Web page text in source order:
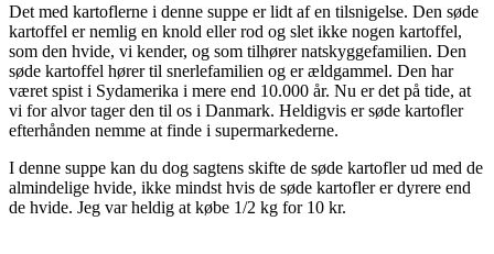
Det med kartoflerne i denne suppe er lidt af en tilsnigelse. Den søde
kartoffel er nemlig en knold eller rod og slet ikke nogen kartoffel,
som den hvide, vi kender, og som tilhører natskyggefamilien. Den
søde kartoffel hører til snerlefamilien og er ældgammel. Den har
været spist i Sydamerika i mere end 10.000 år. Nu er det på tide, at
vi for alvor tager den til os i Danmark. Heldigvis er søde kartofler
efterhånden nemme at finde i supermarkederne.
I denne suppe kan du dog sagtens skifte de søde kartofler ud med de
almindelige hvide, ikke mindst hvis de søde kartofler er dyrere end
de hvide. Jeg var heldig at købe 1/2 kg for 10 kr.